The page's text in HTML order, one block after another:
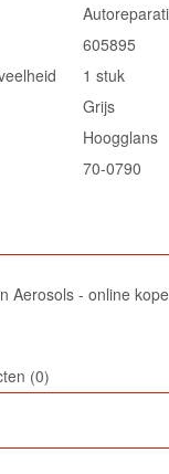
605895
1 stuk
Grijs
Hoogglans
70-0790
Aerosols - online
0